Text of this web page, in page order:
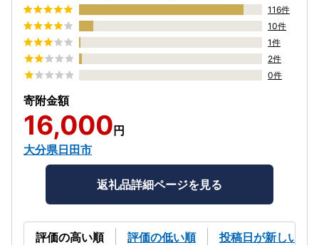
116件
10件
1件
2件
0件
寄附金額
16,000円
大分県日田市
返礼品詳細ページを見る
評価の高い順 評価の低い順 投稿日が新しい順